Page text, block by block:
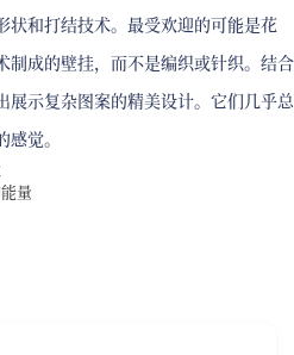
状和打结技术。最受欢迎的可能是花
制成的壁挂，而不是编织或针织。结合
展示复杂图案的精美设计。它们几乎总
觉。
量